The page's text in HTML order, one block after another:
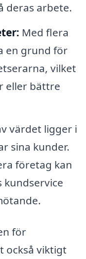
deras arbete.
Med flera
en grund för
vilket
eller bättre
värdet ligger i
sina kunder.
företag kan
kundservice
för
också viktigt